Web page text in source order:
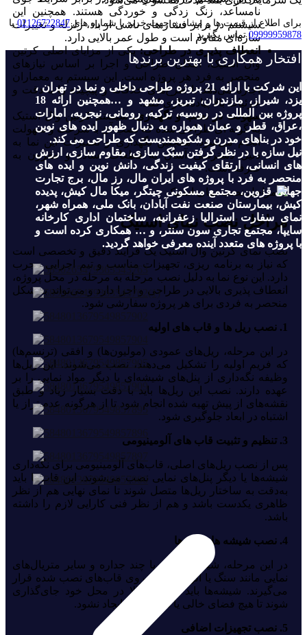
نامساعد، زنگ‌ زدگی و خوردگی هستند. همچنین این
سیستم در برابر فشار های ناشی از باد، زلزله و تغییرات
سازه‌ای مقاوم است و طول عمر بالایی دارد.
انعطاف‌ پذیری در طراحی:یکی از مزایای اصلی کرتین
وال استیک، امکان طراحی و اجرا بر اساس نیازهای
منحصر به فرد هر پروژه است. این سیستم به معماران
اجازه می‌دهد تا طرح‌های خلاقانه و پیچیده را با دقت و
جزئیات بالا پیاده‌سازی کنند.
سهولت در نصب و نگهداری:سیستم کرتین وال استیک
به گونه‌ ای طراحی شده که نصب آن با سرعت و سهولت
انجام می‌شود. همچنین نگهداری و تعمیرات این نما به
دلیل دسترسی آسان به قطعات، ساده و مقرون‌ به‌
صرفه است.
مراحل نصب نمای استیک
نصب نمای کرتین وال استیک یک فرایند دقیق و تخصصی است
که نیاز به برنامه‌ ریزی، تجهیزات مناسب و تیم اجرایی مجرب
دارد. این نوع نما به دلیل نصب مرحله‌ به‌ مرحله در محل پروژه،
انعطاف‌ پذیری بالایی در طراحی و اجرا دارد و می‌تواند به شکل
منحصر به فردی برای هر پروژه سفارشی شود.
1. نصب ریل‌ ها و قاب‌ های اولیه
در این مرحله، ریل‌های عمودی (مولیون‌ها) و افقی (ترنسم‌ها)
که فریم اولیه را تشکیل می‌دهند، نصب می‌شوند. این ریل‌ها
وظیفه نگه‌داری از پنل‌های شیشه‌ای یا دیگر مواد نمایی را بر
عهده دارند. نصب این ریل‌ها باید با دقت بسیار زیاد و طبق
نقشه‌های از پیش تهیه شده انجام شود تا از هرگونه عدم تراز یا
اشتباه در ابعاد جلوگیری شود.
3. تنظیم و تثبیت قاب‌ های آلومینیومی
پس از نصب ریل‌های اصلی، قاب‌های آلومینیومی برای نگه‌داری
شیشه‌ها یا دیگر پنل‌های نمایی نصب می‌شوند. این قاب‌ها باید
به‌دقت به ساختار ریل‌ها متصل شوند تا نمای نهایی هم از نظر
ظاهری یکدست باشد و هم از نظر فنی کارایی لازم را داشته
باشد.
4. نصب شیشه‌ ها و پنل‌ ها
در این مرحله، شیشه‌های دو یا چند جداره و سایر متریال‌های
نمایی مانند سنگ یا آلومینیوم بر روی قاب‌های نصب شده قرار
می‌گیرند. شیشه‌ها باید با دقت بالا در محل خود جای‌گذاری
شوند تا هیچ فضای خالی یا ناهماهنگی ایجاد نشود.
5. نصب تجهیزات اضافی
برای اطلاع از قیمت ها و مشاوره جهت خرید با شماره های02126722847یا
09999959878 تماس بگیرید
افتخار همکاری با بهترین برندها
این شرکت با ارائه 21 پروژه طراحی داخلی و نما در تهران ،
یزد، شیراز، مازندران، تبریز، مشهد و …همچنین ارائه 18
پروژه بین المللی در روسیه، ترکیه، رومانی، نیجریه، امارات
،عراق، قطر و عمان همواره به دنبال ظهور ایده های نوین
خود در بناهای مدرن و شکوهمندیست که طراحی می کند.
نیل سازه با در نظر گرفتن سبُک سازی، مقاوم سازی، ارزش
های انسانی، ارتقای کیفیت زندگی، دانش نوین و ایده های
منحصر به فرد با پروژه های ایران مال، رز مال، برج تجارت
جهانی قزوین، مجتمع مسکونی چیتگر، میکا مال کیش، پدیده
کیش، بیمارستان صنعت نفت آبادان، بانک ملی، همراه شهر،
نمای سفارت استرالیا زعفرانیه، ساختمان اداری کارخانه
سایپا، مجتمع تجاری سون سنتر، و … همکاری کرده است و
با پروژه های متعدد آینده معرفی خواهد گردید.